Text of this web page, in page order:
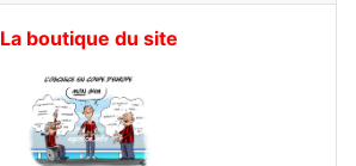
La boutique du site